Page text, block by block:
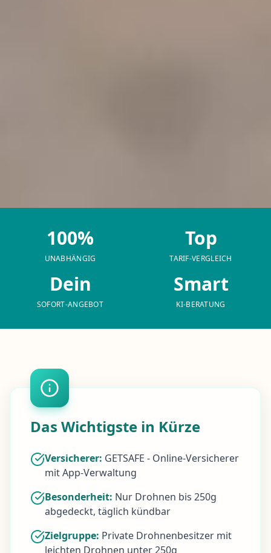
100%
UNABHÄNGIG
Top
TARIF-VERGLEICH
Dein
SOFORT-ANGEBOT
Smart
KI-BERATUNG
Das Wichtigste in Kürze
Versicherer: GETSAFE - Online-Versicherer
mit App-Verwaltung
Besonderheit: Nur Drohnen bis 250g
abgedeckt, täglich kündbar
Zielgruppe: Private Drohnenbesitzer mit
leichten Drohnen unter 250g